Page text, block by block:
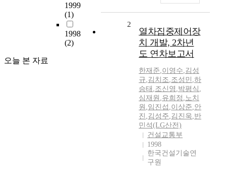
1999
(1)
1998
(2)
오늘 본 자료
2
열차집중제어장
치 개발, 2차년
도 연차보고서
한재준,이영수,김성
규,김치조,조성민 ,하
승태 ,조신영 ,박평식 ,
심재원 ,유희정 ,노치
원 ,임진섭 ,이상준,안
진 ,김성주,김진욱,반
민석(LG산전)
건설교통부
1998
한국건설기술연
구원